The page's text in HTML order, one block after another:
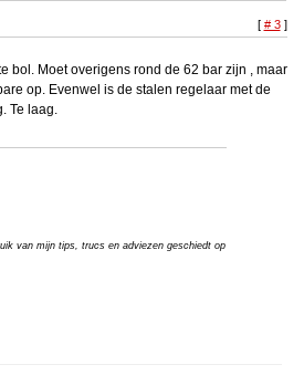
[ # 3]
bol. Moet overigens rond de 62 bar zijn , maar
op. Evenwel is de stalen regelaar met de
Te laag.
van mijn tips, trucs en adviezen geschiedt op